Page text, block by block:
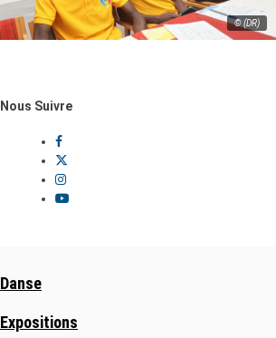
© (DR)
Nous Suivre
Danse
Expositions